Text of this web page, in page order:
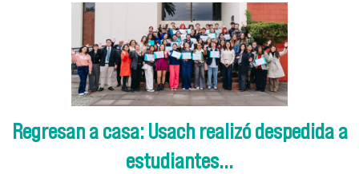
Regresan a casa: Usach realizó despedida a
estudiantes...